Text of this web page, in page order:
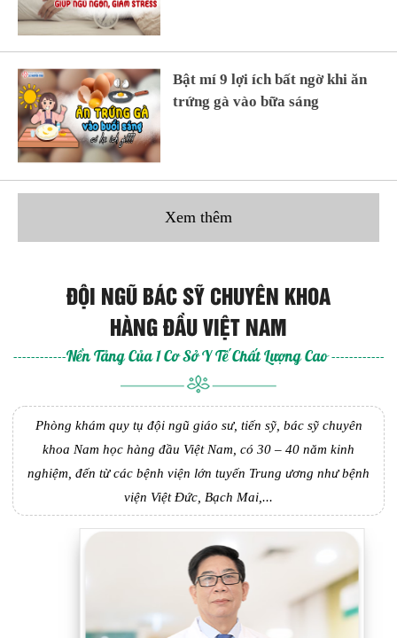
Bật mí 9 lợi ích bất ngờ khi ăn
trứng gà vào bữa sáng
Xem thêm
ĐỘI NGŨ BÁC SỸ CHUYÊN KHOA
HÀNG ĐẦU VIỆT NAM
------------Nền Tảng Của 1 Cơ Sở Y Tế Chất Lượng Cao ------------
Phòng khám quy tụ đội ngũ giáo sư, tiến sỹ, bác sỹ chuyên
khoa Nam học hàng đầu Việt Nam, có 30 – 40 năm kinh
nghiệm, đến từ các bệnh viện lớn tuyến Trung ương như bệnh
viện Việt Đức, Bạch Mai,...